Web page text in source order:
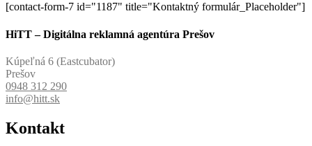
[contact-form-7 id="1187" title="Kontaktný formulár_Placeholder"]
HiTT – Digitálna reklamná agentúra Prešov
Kúpeľná 6 (Eastcubator)
Prešov
0948 312 290
info@hitt.sk
Kontakt